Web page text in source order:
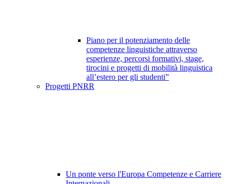
Piano per il potenziamento delle
competenze linguistiche attraverso
esperienze, percorsi formativi, stage,
tirocini e progetti di mobilità linguistica
all’estero per gli studenti”
Progetti PNRR
Un ponte verso l'Europa Competenze e Carriere